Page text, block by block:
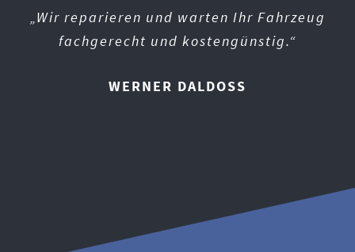
„Wir reparieren und warten Ihr Fahrzeug
fachgerecht und kostengünstig.“
WERNER DALDOSS
Richard Daldoss gegründet und wird in
zweiter Generation als Familienbetrieb